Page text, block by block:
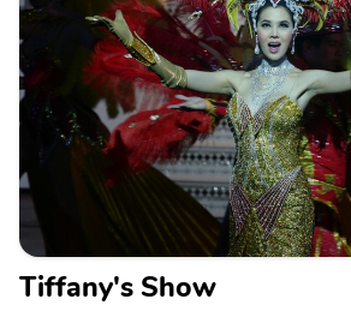
Tiffany's Show